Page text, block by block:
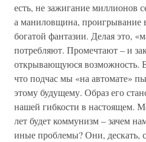
есть, не зажигание миллионов
а маниловщина, проигрывание
богатой фантазии. Делая это,
потребляют. Промечтают – и
открывающуюся возможность.
что подчас мы «на автомате»
этому будущему. Образ его
нашей гибкости в настоящем.
лет будет коммунизм – зачем
иные проблемы? Они, дескать,